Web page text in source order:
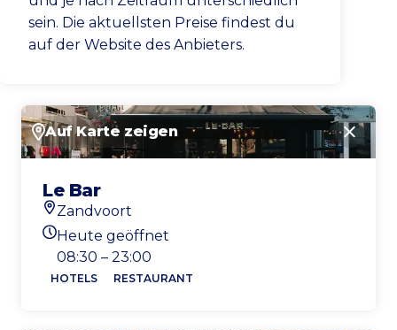
sein. Die aktuellsten Preise findest du
auf der Website des Anbieters.
Auf Karte zeigen
Le Bar
Standort
Zandvoort
Heutigen Öffnungszeiten
Heute geöffnet
08:30 – 23:00
HOTELS RESTAURANT